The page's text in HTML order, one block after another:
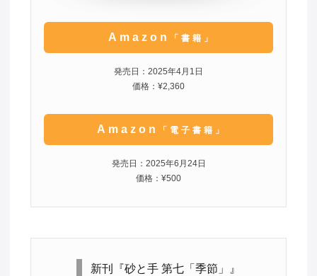
Amazon 「書籍」
発売日：2025年4月1日
価格：¥2,360
Amazon 「電子書籍」
発売日：2025年6月24日
価格：¥500
新刊『砂と手 第七「季節」』